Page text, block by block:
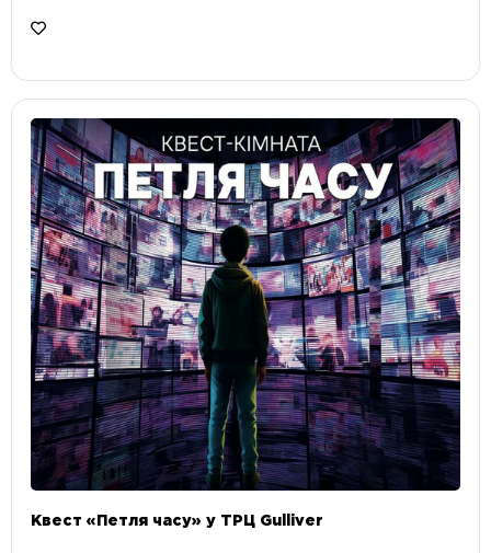
Квест «Петля часу» у ТРЦ Gulliver